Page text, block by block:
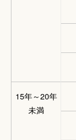
15年～20年
未満